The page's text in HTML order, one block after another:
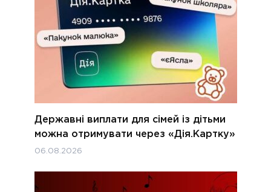
Державні виплати для сімей із дітьми
можна отримувати через «Дія.Картку»
06.08.2026